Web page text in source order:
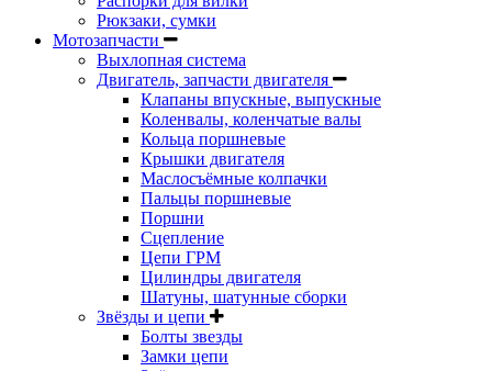
Рюкзаки, сумки
Мотозапчасти
Выхлопная система
Двигатель, запчасти двигателя
Клапаны впускные, выпускные
Коленвалы, коленчатые валы
Кольца поршневые
Крышки двигателя
Маслосъёмные колпачки
Пальцы поршневые
Поршни
Сцепление
Цепи ГРМ
Цилиндры двигателя
Шатуны, шатунные сборки
Звёзды и цепи
Болты звезды
Замки цепи